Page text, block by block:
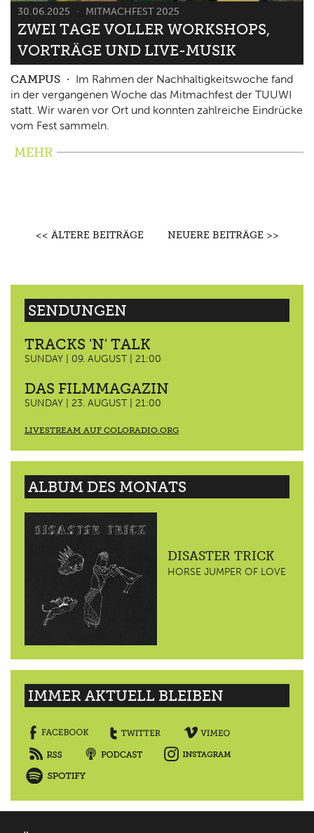
30.06.2025 MITMACHFEST 2025
ZWEI TAGE VOLLER WORKSHOPS,
VORTRÄGE UND LIVE-MUSIK
CAMPUS
Im Rahmen der Nachhaltigkeitswoche fand
in der vergangenen Woche das Mitmachfest der TUUWI
statt. Wir waren vor Ort und konnten zahlreiche Eindrücke
vom Fest sammeln.
MEHR
<< ÄLTERE BEITRÄGE NEUERE BEITRÄGE >>
SENDUNGEN
TRACKS 'N' TALK
SUNDAY | 09. AUGUST | 21:00
DAS FILMMAGAZIN
SUNDAY | 23. AUGUST | 21:00
LIVESTREAM AUF COLORADIO.ORG
ALBUM DES MONATS
DISASTER TRICK
HORSE JUMPER OF LOVE
IMMER AKTUELL BLEIBEN